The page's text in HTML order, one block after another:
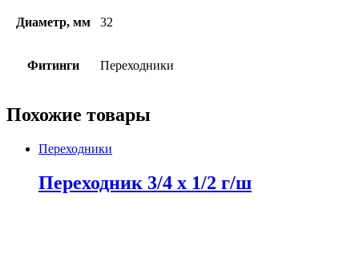
Диаметр, мм 32
Фитинги Переходники
Похожие товары
Переходники
Переходник 3/4 x 1/2 г/ш